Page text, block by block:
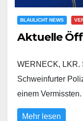
BLAULICHT NEWS
Aktuelle
WERNECK, LKR.
Schweinfurter
einem
Mehr lesen